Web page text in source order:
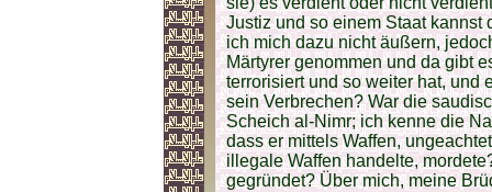
Justiz und so einem Staat kannst
ich mich dazu nicht äußern,
Märtyrer genommen und da gibt
terrorisiert und so weiter hat, und
sein Verbrechen? War die
Scheich al-Nimr; ich kenne die
dass er mittels Waffen,
illegale Waffen handelte,
gegründet? Über mich, meine